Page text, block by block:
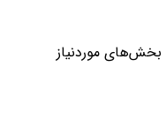
بخش‌های موردنیاز